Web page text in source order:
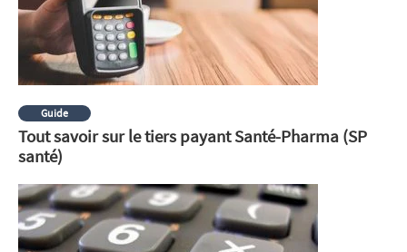
Guide
Tout savoir sur le tiers payant Santé-Pharma (SP
santé)